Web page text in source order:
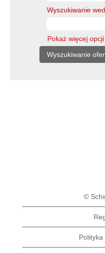
Wyszukiwanie
Pokaż więcej opcji
©